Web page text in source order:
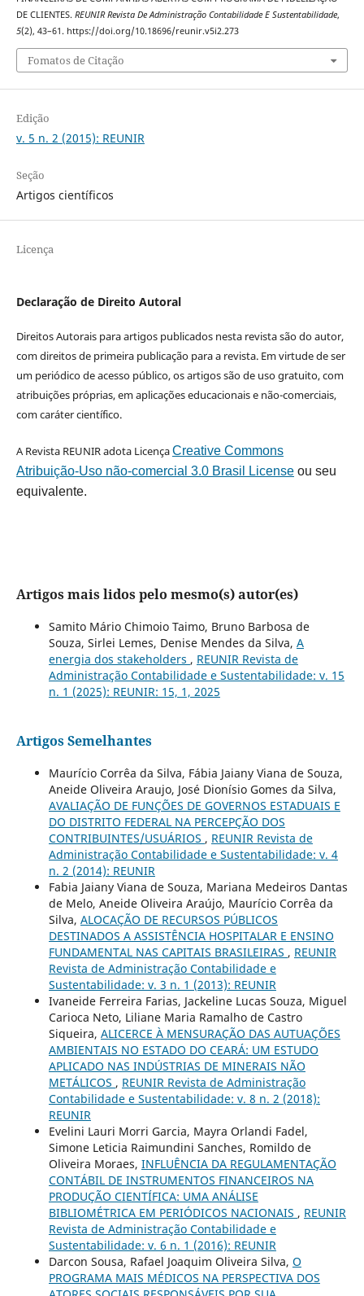
DE CLIENTES. REUNIR Revista De Administração Contabilidade E Sustentabilidade,
5(2), 43–61. https://doi.org/10.18696/reunir.v5i2.273
Fomatos de Citação
Edição
v. 5 n. 2 (2015): REUNIR
Seção
Artigos científicos
Licença
Declaração de Direito Autoral
Direitos Autorais para artigos publicados nesta revista são do autor,
com direitos de primeira publicação para a revista. Em virtude de ser
um periódico de acesso público, os artigos são de uso gratuito, com
atribuições próprias, em aplicações educacionais e não-comerciais,
com caráter científico.
A Revista REUNIR adota LicençaCreative Commons
Atribuição-Uso não-comercial 3.0 Brasil Licenseou seu
equivalente.
Artigos mais lidos pelo mesmo(s) autor(es)
Samito Mário Chimoio Taimo, Bruno Barbosa de
Souza, Sirlei Lemes, Denise Mendes da Silva, A
energia dos stakeholders , REUNIR Revista de
Administração Contabilidade e Sustentabilidade: v. 15
n. 1 (2025): REUNIR: 15, 1, 2025
Artigos Semelhantes
Maurício Corrêa da Silva, Fábia Jaiany Viana de Souza,
Aneide Oliveira Araujo, José Dionísio Gomes da Silva,
AVALIAÇÃO DE FUNÇÕES DE GOVERNOS ESTADUAIS E
DO DISTRITO FEDERAL NA PERCEPÇÃO DOS
CONTRIBUINTES/USUÁRIOS , REUNIR Revista de
Administração Contabilidade e Sustentabilidade: v. 4
n. 2 (2014): REUNIR
Fabia Jaiany Viana de Souza, Mariana Medeiros Dantas
de Melo, Aneide Oliveira Araújo, Maurício Corrêa da
Silva, ALOCAÇÃO DE RECURSOS PÚBLICOS
DESTINADOS A ASSISTÊNCIA HOSPITALAR E ENSINO
FUNDAMENTAL NAS CAPITAIS BRASILEIRAS , REUNIR
Revista de Administração Contabilidade e
Sustentabilidade: v. 3 n. 1 (2013): REUNIR
Ivaneide Ferreira Farias, Jackeline Lucas Souza, Miguel
Carioca Neto, Liliane Maria Ramalho de Castro
Siqueira, ALICERCE À MENSURAÇÃO DAS AUTUAÇÕES
AMBIENTAIS NO ESTADO DO CEARÁ: UM ESTUDO
APLICADO NAS INDÚSTRIAS DE MINERAIS NÃO
METÁLICOS , REUNIR Revista de Administração
Contabilidade e Sustentabilidade: v. 8 n. 2 (2018):
REUNIR
Evelini Lauri Morri Garcia, Mayra Orlandi Fadel,
Simone Leticia Raimundini Sanches, Romildo de
Oliveira Moraes, INFLUÊNCIA DA REGULAMENTAÇÃO
CONTÁBIL DE INSTRUMENTOS FINANCEIROS NA
PRODUÇÃO CIENTÍFICA: UMA ANÁLISE
BIBLIOMÉTRICA EM PERIÓDICOS NACIONAIS , REUNIR
Revista de Administração Contabilidade e
Sustentabilidade: v. 6 n. 1 (2016): REUNIR
Darcon Sousa, Rafael Joaquim Oliveira Silva, O
PROGRAMA MAIS MÉDICOS NA PERSPECTIVA DOS